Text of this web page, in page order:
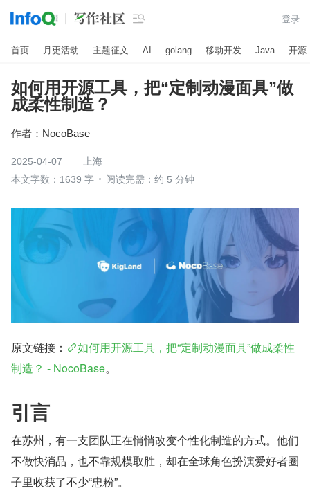
 登录
首页 月更活动 主题征文 AI golang 移动开发 Java 开源
如何用开源工具，把“定制动漫面具”做
成柔性制造？
作者： NocoBase
2025-04-07
上海
本文字数：1639 字
阅读完需：约 5 分钟
原文链接：
如何用开源工具，把“定制动漫面具”做成柔性
制造？ - NocoBase。
引言
在苏州，有一支团队正在悄悄改变个性化制造的方式。他们
不做快消品，也不靠规模取胜，却在全球角色扮演爱好者圈
子里收获了不少“忠粉”。